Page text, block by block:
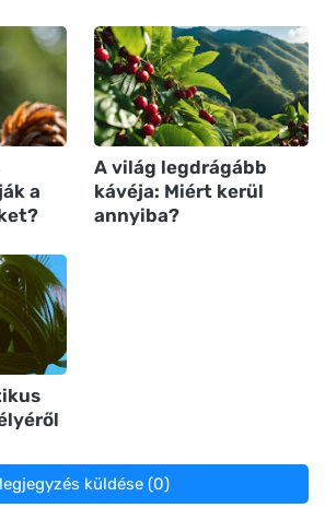
a
A világ legdrágább
kávéja: Miért kerül
annyiba?
küldése (0)